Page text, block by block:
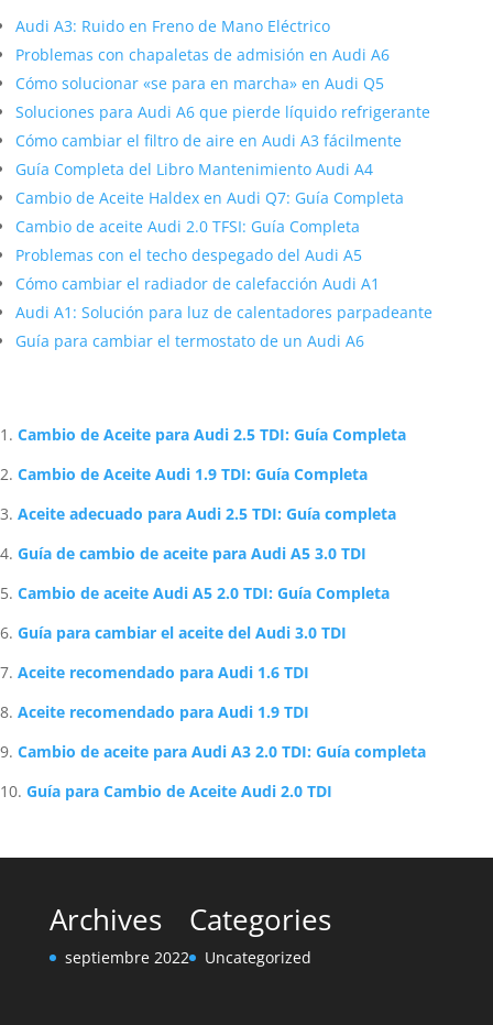
Audi A3: Ruido en Freno de Mano Eléctrico
Problemas con chapaletas de admisión en Audi A6
Cómo solucionar «se para en marcha» en Audi Q5
Soluciones para Audi A6 que pierde líquido refrigerante
Cómo cambiar el filtro de aire en Audi A3 fácilmente
Guía Completa del Libro Mantenimiento Audi A4
Cambio de Aceite Haldex en Audi Q7: Guía Completa
Cambio de aceite Audi 2.0 TFSI: Guía Completa
Problemas con el techo despegado del Audi A5
Cómo cambiar el radiador de calefacción Audi A1
Audi A1: Solución para luz de calentadores parpadeante
Guía para cambiar el termostato de un Audi A6
Cambio de Aceite para Audi 2.5 TDI: Guía Completa
Cambio de Aceite Audi 1.9 TDI: Guía Completa
Aceite adecuado para Audi 2.5 TDI: Guía completa
Guía de cambio de aceite para Audi A5 3.0 TDI
Cambio de aceite Audi A5 2.0 TDI: Guía Completa
Guía para cambiar el aceite del Audi 3.0 TDI
Aceite recomendado para Audi 1.6 TDI
Aceite recomendado para Audi 1.9 TDI
Cambio de aceite para Audi A3 2.0 TDI: Guía completa
Guía para Cambio de Aceite Audi 2.0 TDI
Archives
septiembre 2022
Categories
Uncategorized